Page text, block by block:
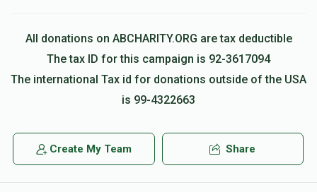
Shlome Gottliebמשפחת הערצאג
2 years ago
$150.00
נדבה לכבודי
2 years ago
$36.00
לכבוד ר' יענקי, דיין געטריישאפט און איבערגעגעבנקייט איז א
All donations on ABCHARITY.ORG are tax deductible
The tax ID for this campaign is 92-3617094
The international Tax id for donations outside of the USA
is 99-4322663
Create My Team Share